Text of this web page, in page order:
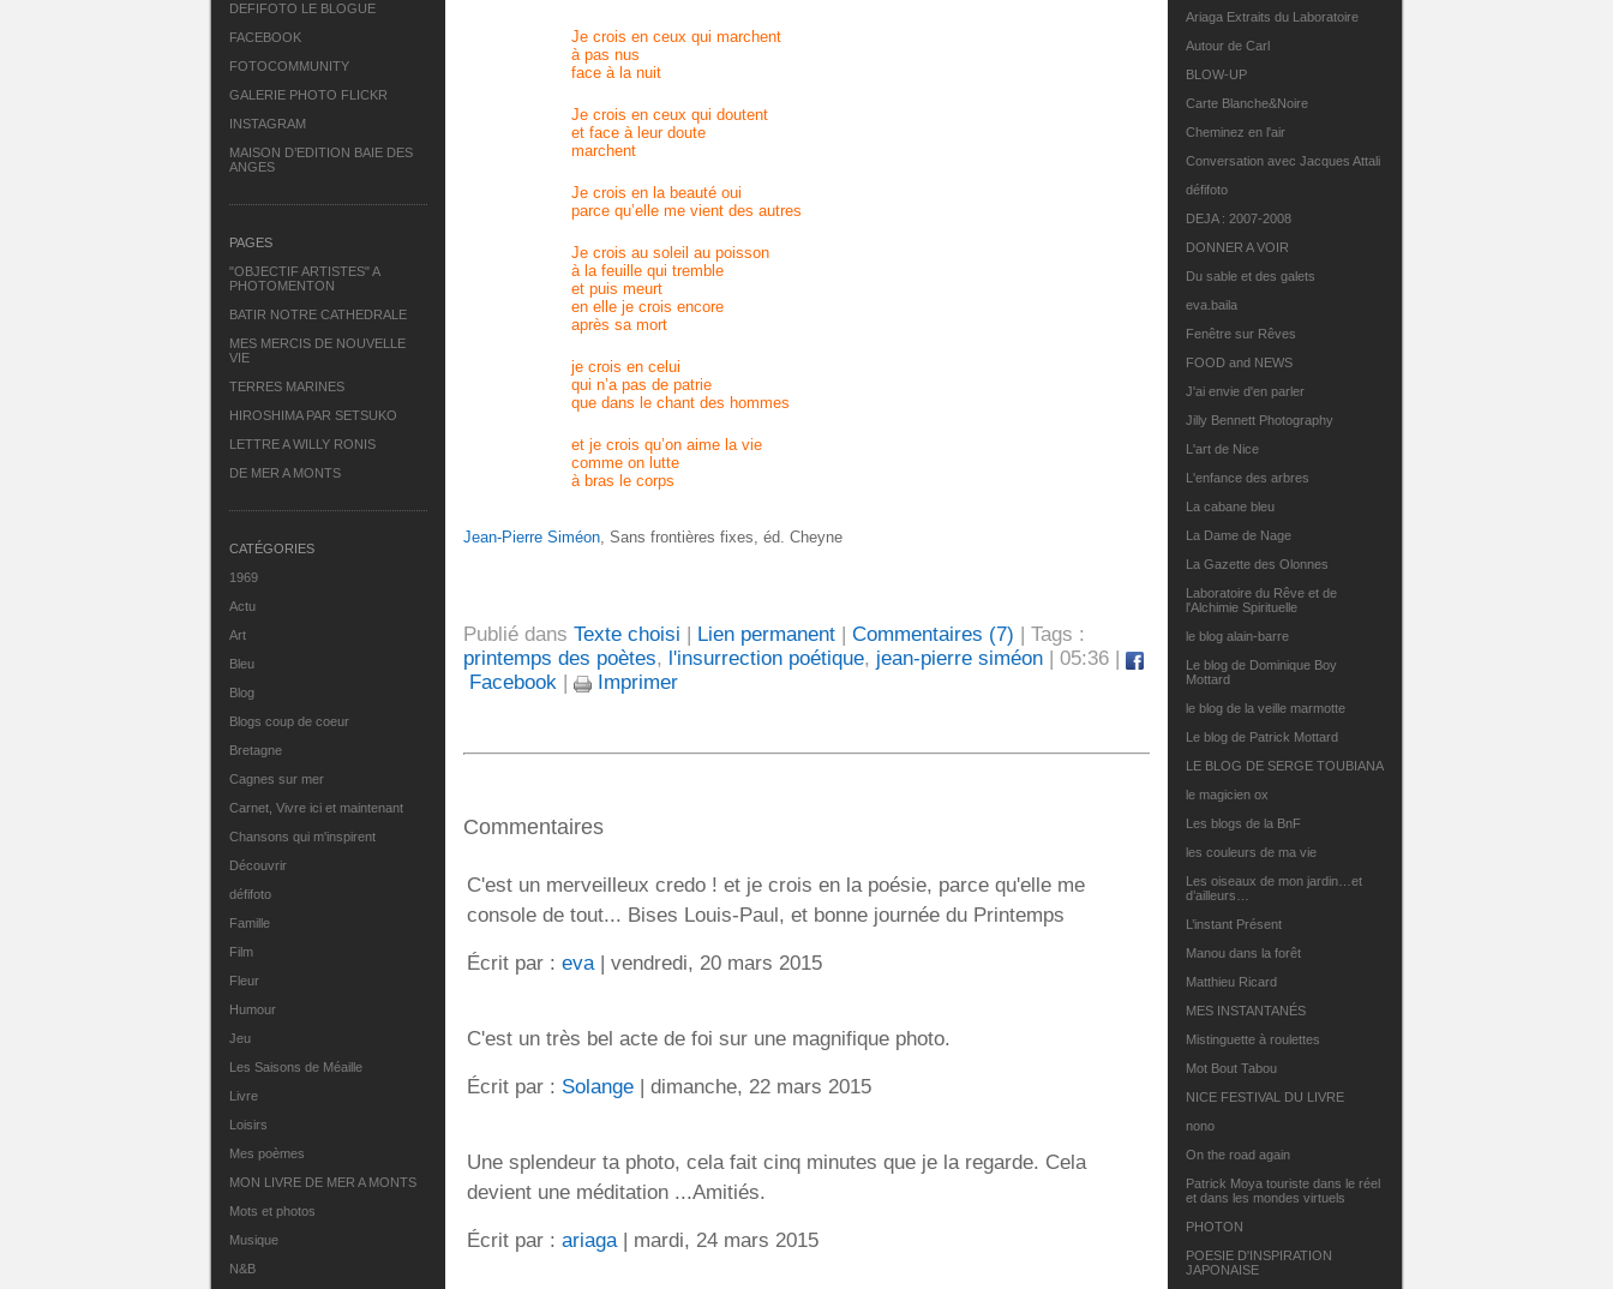
DEFIFOTO LE BLOGUE
FACEBOOK
FOTOCOMMUNITY
GALERIE PHOTO FLICKR
INSTAGRAM
MAISON D’EDITION BAIE DES
ANGES
PAGES
"OBJECTIF ARTISTES" A
PHOTOMENTON
BATIR NOTRE CATHEDRALE
MES MERCIS DE NOUVELLE
VIE
TERRES MARINES
HIROSHIMA PAR SETSUKO
LETTRE A WILLY RONIS
DE MER A MONTS
CATÉGORIES
1969
Actu
Art
Bleu
Blog
Blogs coup de coeur
Bretagne
Cagnes sur mer
Carnet, Vivre ici et maintenant
Chansons qui m'inspirent
Découvrir
défifoto
Famille
Film
Fleur
Humour
Jeu
Les Saisons de Méaille
Livre
Loisirs
Mes poèmes
MON LIVRE DE MER A MONTS
Mots et photos
Musique
N&B
Ariaga Extraits du Laboratoire
Autour de Carl
BLOW-UP
Carte Blanche&Noire
Cheminez en l'air
Conversation avec Jacques Attali
défifoto
DEJA : 2007-2008
DONNER A VOIR
Du sable et des galets
eva.baila
Fenêtre sur Rêves
FOOD and NEWS
J'ai envie d'en parler
Jilly Bennett Photography
L'art de Nice
L'enfance des arbres
La cabane bleu
La Dame de Nage
La Gazette des Olonnes
Laboratoire du Rêve et de
l'Alchimie Spirituelle
le blog alain-barre
Le blog de Dominique Boy
Mottard
le blog de la veille marmotte
Le blog de Patrick Mottard
LE BLOG DE SERGE TOUBIANA
le magicien ox
Les blogs de la BnF
les couleurs de ma vie
Les oiseaux de mon jardin…et
d’ailleurs…
L’instant Présent
Manou dans la forêt
Matthieu Ricard
MES INSTANTANÉS
Mistinguette à roulettes
Mot Bout Tabou
NICE FESTIVAL DU LIVRE
nono
On the road again
Patrick Moya touriste dans le réel
et dans les mondes virtuels
PHOTON
POESIE D'INSPIRATION
JAPONAISE
Je crois en ceux qui marchent
à pas nus
face à la nuit
Je crois en ceux qui doutent
et face à leur doute
marchent
Je crois en la beauté oui
parce qu’elle me vient des autres
Je crois au soleil au poisson
à la feuille qui tremble
et puis meurt
en elle je crois encore
après sa mort
je crois en celui
qui n’a pas de patrie
que dans le chant des hommes
et je crois qu’on aime la vie
comme on lutte
à bras le corps
Jean-Pierre Siméon , Sans frontières fixes, éd. Cheyne
Publié dans Texte choisi | Lien permanent | Commentaires (7) | Tags :
printemps des poètes, l'insurrection poétique, jean-pierre siméon | 05:36 |
Facebook | Imprimer
Commentaires
C'est un merveilleux credo ! et je crois en la poésie, parce qu'elle me
console de tout... Bises Louis-Paul, et bonne journée du Printemps
Écrit par : eva | vendredi, 20 mars 2015
C'est un très bel acte de foi sur une magnifique photo.
Écrit par : Solange | dimanche, 22 mars 2015
Une splendeur ta photo, cela fait cinq minutes que je la regarde. Cela
devient une méditation ...Amitiés.
Écrit par : ariaga | mardi, 24 mars 2015